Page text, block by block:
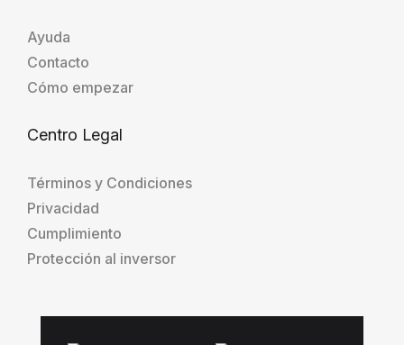
Ayuda
Contacto
Cómo empezar
Centro Legal
Términos y Condiciones
Privacidad
Cumplimiento
Protección al inversor